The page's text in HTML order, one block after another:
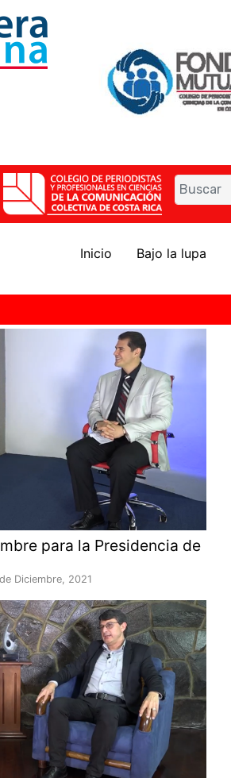
Inicio Bajo la lupa
para la Presidencia de
Diciembre, 2021